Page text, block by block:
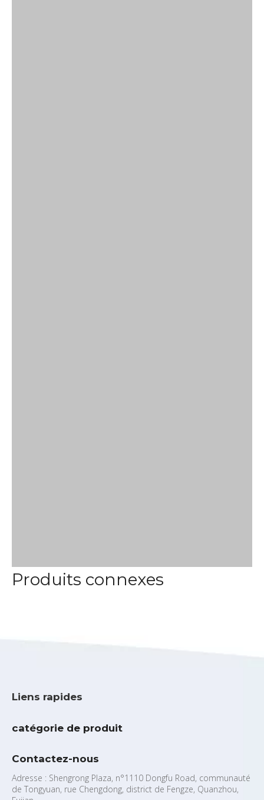
Produits connexes
Liens rapides
catégorie de produit
Contactez-nous
Adresse : Shengrong Plaza, n°1110 Dongfu Road, communauté
de Tongyuan, rue Chengdong, district de Fengze, Quanzhou,